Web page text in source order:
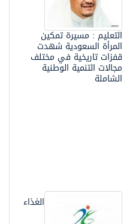
التعليم : مسيرة تمكين
المرأة السعودية شهدت
قفزات تاريخية في مختلف
مجالات التنمية الوطنية
الشاملة
الغذاء